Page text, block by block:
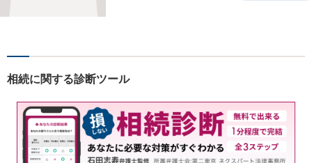
イス致しますので、お気軽に
相続に関する診断ツール